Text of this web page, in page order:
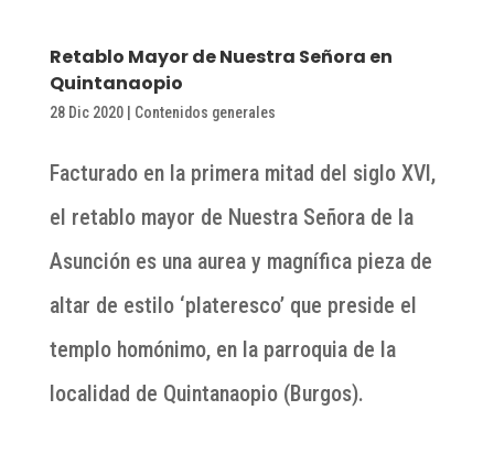
Retablo Mayor de Nuestra Señora en
Quintanaopio
28 Dic 2020| Contenidos generales
Facturado en la primera mitad del siglo XVI,
el retablo mayor de Nuestra Señora de la
Asunción es una aurea y magnífica pieza de
altar de estilo ‘plateresco’ que preside el
templo homónimo, en la parroquia de la
localidad de Quintanaopio (Burgos).